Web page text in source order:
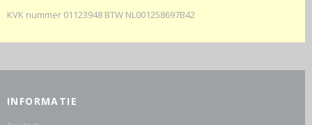
KVK nummer 01123948 BTW NL001258697B42
INFORMATIE